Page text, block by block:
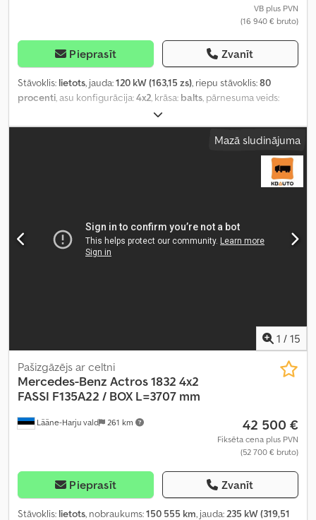
VB plus PVN
(16 940 € bruto)
Pieprasīt Zvanīt
Stāvoklis: lietots, jauda:120 kW (163,15 zs), riepu stāvoklis:80
procenti, asu konfigurācija:4x2, krāsa: balts, pārnesuma veids:
Euro 6
kopējais garums:7 100 mm, Ražošanas gads:2014, Aprīkojums:
ABS, EBS (Elektroniskā bremžu sistēma), borta dators, celtnis,
Mazā sludinājuma
1 / 15
Lääne-Harju vald 261 km
Pašizgāzējs ar celtni
Mercedes-Benz Actros 1832 4x2
FASSI F135A22 / BOX L=3707 mm
42 500 €
Fiksēta cena plus PVN
(52 700 € bruto)
Pieprasīt Zvanīt
Stāvoklis: lietots, nobraukums:150 555 km, jauda:235 kW (319,51